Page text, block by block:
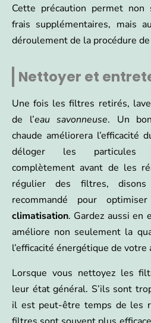
Cette précaution permet non
frais supplémentaires, mais
déroulement de la procédure
Nettoyer et
Une fois les filtres retirés,
de l’eau savonneuse. Un
chaude améliorera l’efficacité
déloger les particules
complètement avant de les
régulier des filtres,
recommandé pour
climatisation. Gardez aussi en
améliore non seulement la
l’efficacité énergétique de votre
Lorsque vous nettoyez les
leur état général. S’ils sont
il est peut-être temps de les